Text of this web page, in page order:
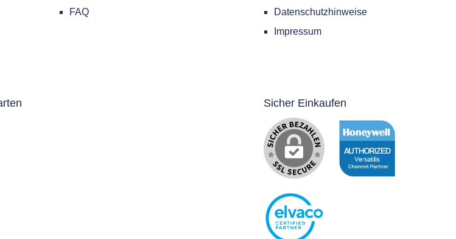
FAQ
Datenschutzhinweise
Impressum
Sicher Einkaufen